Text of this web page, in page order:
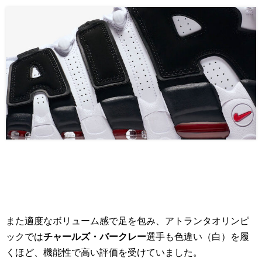
また適度なボリューム感で足を包み、アトランタオリンピ
ックではチャールズ・バークレー選手も色違い（白）を履
くほど、機能性で高い評価を受けていました。